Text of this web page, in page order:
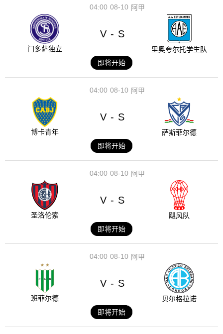
08-10
04:00 阿甲
门多萨独立
V - S
里奥夸尔托学生队
即将开始
08-10
04:00 阿甲
博卡青年
V - S
萨斯菲尔德
即将开始
08-10
04:00 阿甲
圣洛伦索
V - S
飓风队
即将开始
08-10
04:00 阿甲
班菲尔德
V - S
贝尔格拉诺
即将开始